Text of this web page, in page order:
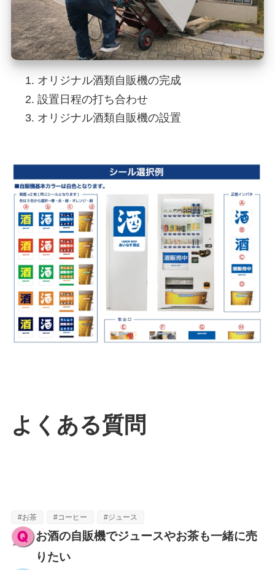
オリジナル酒類自販機の完成
設置日程の打ち合わせ
オリジナル酒類自販機の設置
よくある質問
#お茶 #コーヒー #ジュース
お酒の自販機でジュースやお茶も一緒に売
りたい